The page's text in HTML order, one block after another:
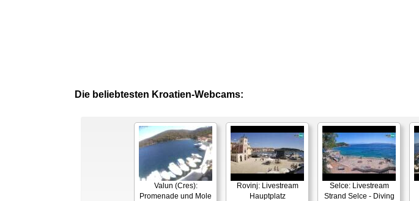
Die beliebtesten Kroatien-Webcams:
Valun (Cres):
Promenade und Mole
Rovinj: Livestream
Hauptplatz
Selce: Livestream
Strand Selce - Diving